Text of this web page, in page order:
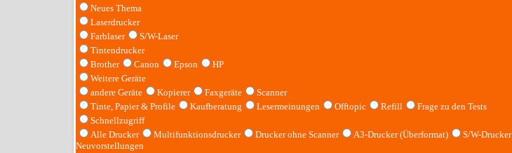
Neues Thema
Laserdrucker
Farblaser
S/W-Laser
Tintendrucker
Brother
Canon Epson
HP
Weitere Geräte
andere Geräte
Kopierer Faxgeräte
Scanner
Tinte, Papier & Profile
Kaufberatung Lesermeinungen Offtopic Refill
Frage zu den Tests
Schnellzugriff
Alle Drucker
Multifunktionsdrucker Drucker ohne Scanner A3-Drucker (Überformat) S/W-Drucker
Neuvorstellungen